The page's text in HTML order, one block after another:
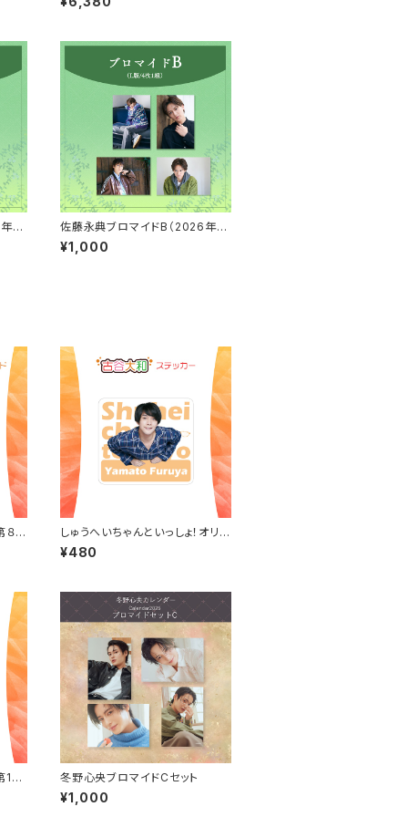
4
佐藤永典ブロマイドB（2026年4
月始まりカレンダーアザーカット）
¥1,000
８夜
しゅうへいちゃんといっしょ！オリジ
ナルステッカー（古谷大和）
¥480
10
冬野心央ブロマイドCセット
¥1,000